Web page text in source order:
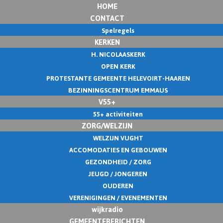
HOME
CONTACT
Spelregels
KERKEN
H. NICOLAASKERK
OPEN KERK
PROTESTANTE GEMEENTE HELEVOIRT-HAAREN
BEZINNINGSCENTRUM EMMAUS
V55+
55+ activiteiten
ZORG/WELZIJN
WELZIJN VUGHT
ACCOMODATIES EN GEBOUWEN
GEZONDHEID / ZORG
JEUGD / JONGEREN
OUDEREN
VERENIGINGEN / EVENEMENTEN
wijkradio